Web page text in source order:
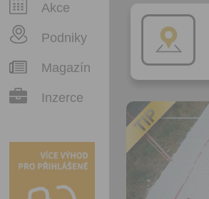
Akce
Podniky
Magazín
Inzerce